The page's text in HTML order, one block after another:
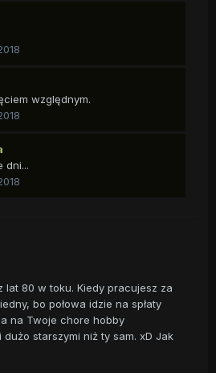
względnym.
dni...
lat 80 w toku. Kiedy pracujesz za
bo połowa idzie na spłaty
na Twoje chore hobby
starszymi niż ty sam. xD Jak